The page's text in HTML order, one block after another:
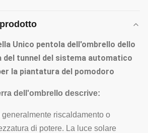
Unico pentola dell'ombrello dello
tunnel del sistema automatico
la piantatura del pomodoro
dell'ombrello descrive:
generalmente riscaldamento o
di potere. La luce solare